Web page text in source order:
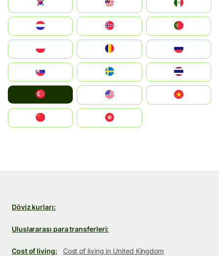
South Korea
United States
中國香港特別行政區
Döviz kurları:
Uluslararası para transferleri:
Cost of living:
Cost of living in United Kingdom